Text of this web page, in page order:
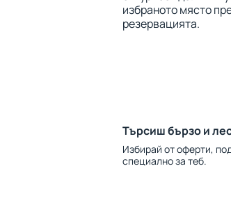
избраното място
резервацията.
Търсиш бързо и
Избирай от оферти,
специално за теб.